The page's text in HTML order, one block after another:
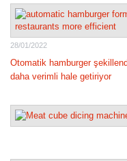
28/01/2022
Otomatik hamburger
daha verimli hale getiriyor